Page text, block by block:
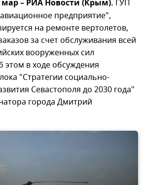
– РИА Новости (Крым). ГУП
предприятие",
на ремонте вертолетов,
за счет обслуживания всей
вооруженных сил
этом в ходе обсуждения
"Стратегии социально-
Севастополя до 2030 года"
города Дмитрий